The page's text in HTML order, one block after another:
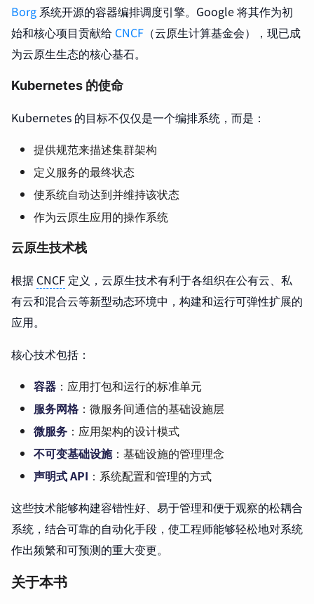
Borg 系统开源的容器编排调度引擎。Google 将其作为初
始和核心项目贡献给 CNCF （云原生计算基金会），现已成
为云原生生态的核心基石。
Kubernetes 的使命
Kubernetes 的目标不仅仅是一个编排系统，而是：
提供规范来描述集群架构
定义服务的最终状态
使系统自动达到并维持该状态
作为云原生应用的操作系统
云原生技术栈
根据 CNCF 定义，云原生技术有利于各组织在公有云、私
有云和混合云等新型动态环境中，构建和运行可弹性扩展的
应用。
核心技术包括：
容器 ：应用打包和运行的标准单元
服务网格 ：微服务间通信的基础设施层
微服务 ：应用架构的设计模式
不可变基础设施：基础设施的管理理念
声明式 API ：系统配置和管理的方式
这些技术能够构建容错性好、易于管理和便于观察的松耦合
系统，结合可靠的自动化手段，使工程师能够轻松地对系统
作出频繁和可预测的重大变更。
关于本书